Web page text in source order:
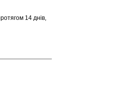
14 днів,